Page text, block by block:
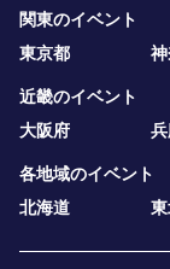
関東のイベント
東京都
近畿のイベント
大阪府
各地域のイベント
北海道